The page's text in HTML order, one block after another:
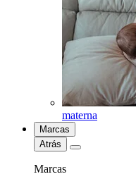
materna
Marcas
Atrás
Marcas